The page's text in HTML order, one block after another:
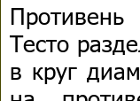
Тесто
в круг